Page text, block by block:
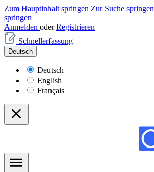
Zum Hauptinhalt springen Zur Suche springen
springen
Anmelden oder Registrieren
Schnellerfassung
Deutsch
Deutsch
English
Français